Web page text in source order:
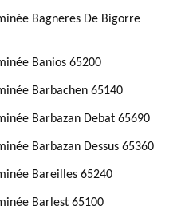
Bagneres De Bigorre
Banios 65200
Barbachen 65140
Barbazan Debat 65690
Barbazan Dessus 65360
Bareilles 65240
Barlest 65100